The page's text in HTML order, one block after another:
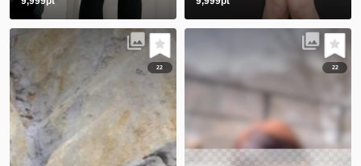
22 22